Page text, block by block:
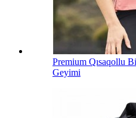
Premium Qısaqollu
Geyimi